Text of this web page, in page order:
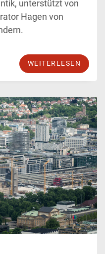
unterstützt von
Hagen von
WEITERLESEN